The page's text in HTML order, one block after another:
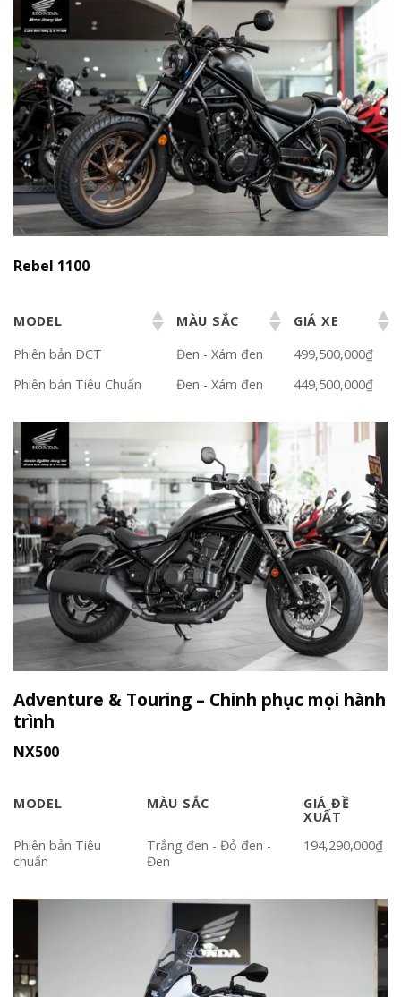
Rebel 1100
MODEL MÀU SẮC
GIÁ XE
Phiên bản DCT
Đen - Xám đen
499,500,000₫
Phiên bản Tiêu Chuẩn
Đen - Xám đen 449,500,000₫
Adventure & Touring – Chinh phục mọi hành
trình
NX500
MODEL MÀU SẮC GIÁ ĐỀ
XUẤT
Phiên bản Tiêu
chuẩn
Trắng đen - Đỏ đen -
Đen
194,290,000₫